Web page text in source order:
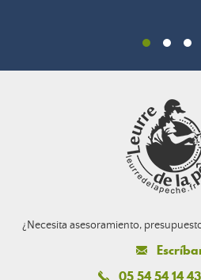
¿Necesita asesoramiento,
05 54 54 14